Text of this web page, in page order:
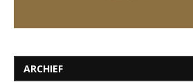
ARCHIEF